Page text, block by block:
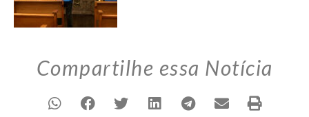
Compartilhe essa Notícia